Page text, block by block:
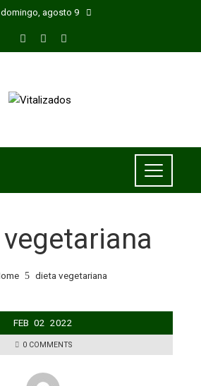
domingo, agosto 9
dieta vegetariana
FEB 02 2022
0 COMMENTS